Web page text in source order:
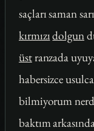
saçları saman
kırmızıdolgun
üstranzada
habersizce
bilmiyorum
baktım